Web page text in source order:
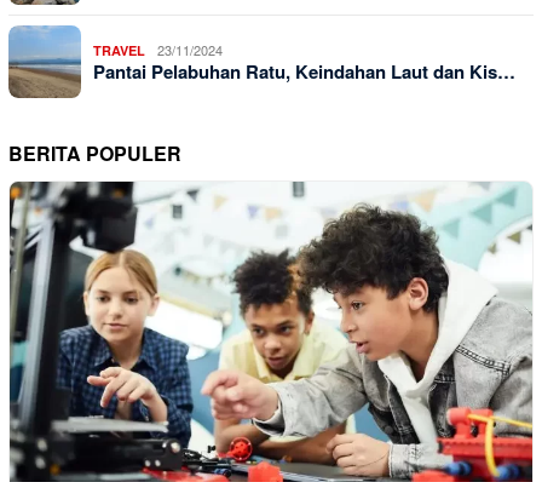
TRAVEL 23/11/2024
Pantai Pelabuhan Ratu, Keindahan Laut dan Kis…
BERITA POPULER